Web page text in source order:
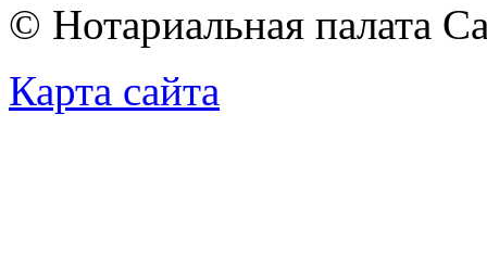
© Нотариальная палата
Карта сайта